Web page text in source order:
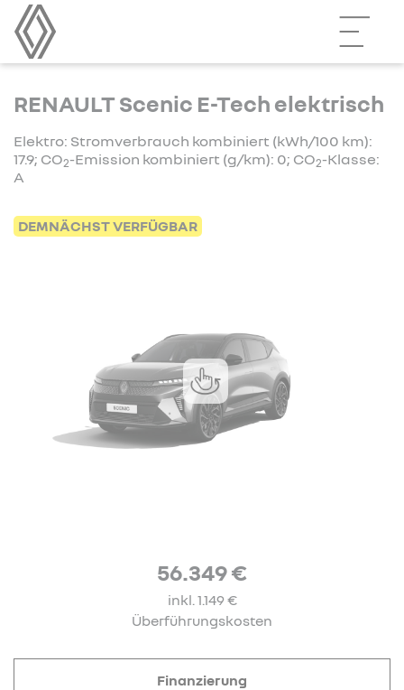
RENAULT Scenic E-Tech elektrisch
Elektro: Stromverbrauch kombiniert (kWh/100 km):
17.9; CO2-Emission kombiniert (g/km): 0; CO2-Klasse:
A
DEMNÄCHST VERFÜGBAR
56.349 €
inkl. 1.149 €
Überführungskosten
Finanzierung